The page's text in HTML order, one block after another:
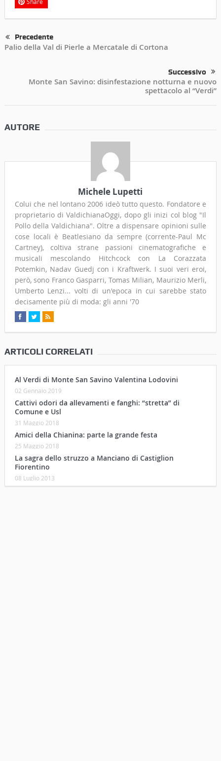
Precedente
Palio della Val di Pierle a Mercatale di Cortona
Successivo
Monte San Savino: disinfestazione notturna e nuovo
spettacolo al “Verdi”
AUTORE
Michele Lupetti
Colui che nel lontano 2006 ideò tutto questo. Fondatore e
proprietario di ValdichianaOggi, dopo gli inizi col blog "Il
Pollo della Valdichiana". Oltre a dispensare opinioni sulle
cose locali è Beatlesiano da sempre (corrente-Paul Mc
Cartney), coltiva strane passioni cinematografiche e
musicali mescolando Hitchcock con La Corazzata
Potemkin, Nadav Guedj con i Kraftwerk. I suoi veri eroi,
però, sono Franco Gasparri, Tomas Milian, Maurizio Merli,
Umberto Lenzi... volti di un'epoca in cui sarebbe stato
decisamente più di moda: gli anni '70
ARTICOLI CORRELATI
Al Verdi di Monte San Savino Valentina Lodovini
02 Gennaio 2019
Cattivi odori da allevamenti e fanghi: “stretta” di
Comune e Usl
31 Maggio 2018
Amici della Chianina: parte la grande festa
25 Maggio 2018
La sagra dello struzzo a Manciano di Castiglion
Fiorentino
08 Luglio 2013